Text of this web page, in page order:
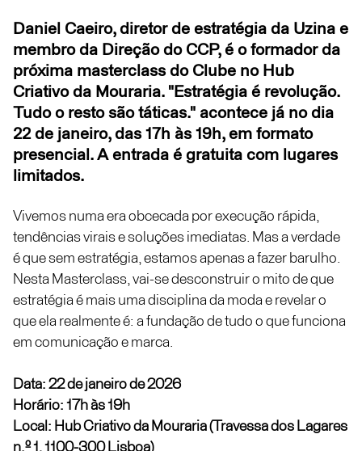
Daniel Caeiro, diretor de estratégia da Uzina e
membro da Direção do CCP, é o formador da
próxima masterclass do Clube no Hub
Criativo da Mouraria. "Estratégia é revolução.
Tudo o resto são táticas." acontece já no dia
22 de janeiro, das 17h às 19h, em formato
presencial. A entrada é gratuita com lugares
limitados.
Vivemos numa era obcecada por execução rápida,
tendências virais e soluções imediatas. Mas a verdade
é que sem estratégia, estamos apenas a fazer barulho.
Nesta Masterclass, vai-se desconstruir o mito de que
estratégia é mais uma disciplina da moda e revelar o
que ela realmente é: a fundação de tudo o que funciona
em comunicação e marca.
Data: 22 de janeiro de 2026
Horário: 17h às 19h
Local: Hub Criativo da Mouraria (Travessa dos Lagares
n.º 1, 1100-300 Lisboa)